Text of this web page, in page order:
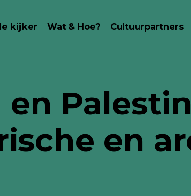
kijker Wat & Hoe? Cultuurpartners
en
en